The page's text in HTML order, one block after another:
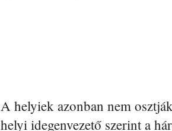
A helyiek azonban nem
helyi idegenvezető szerint a